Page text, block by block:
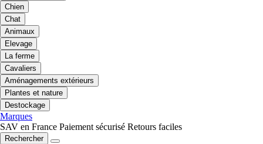
Chien
Chat
Animaux
Elevage
La ferme
Cavaliers
Aménagements extérieurs
Plantes et nature
Destockage
Marques
SAV en France Paiement sécurisé Retours faciles
Rechercher